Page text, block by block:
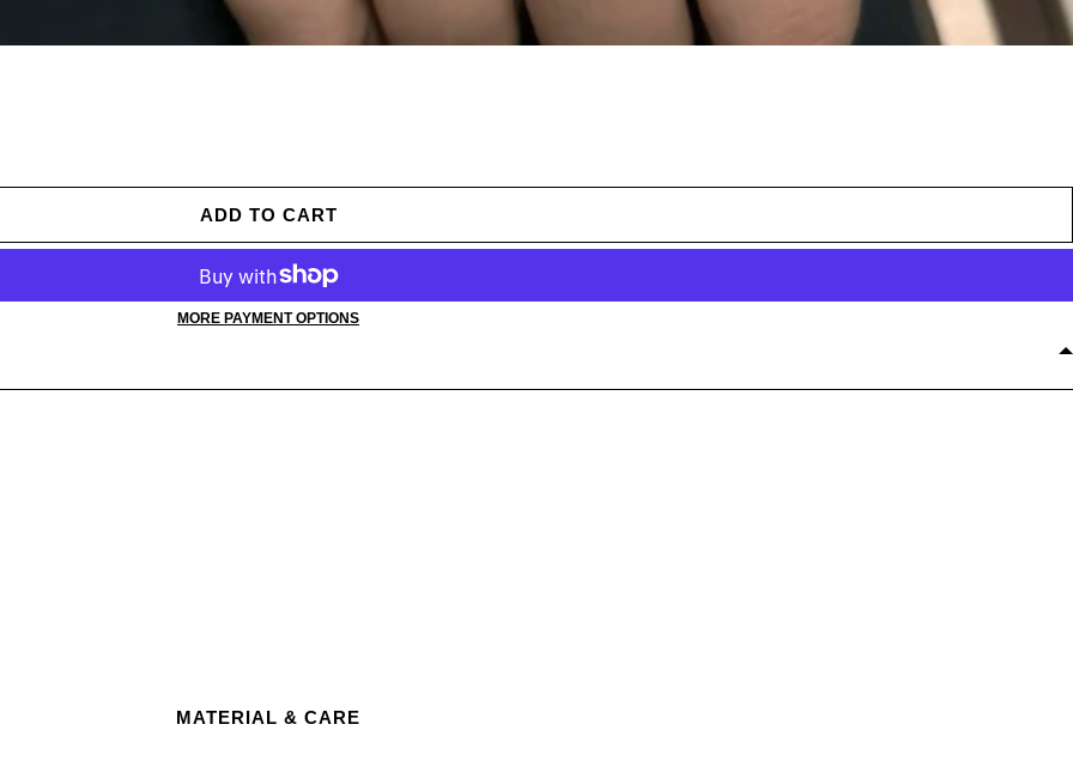
ADD TO CART
MORE PAYMENT OPTIONS
MATERIAL & CARE